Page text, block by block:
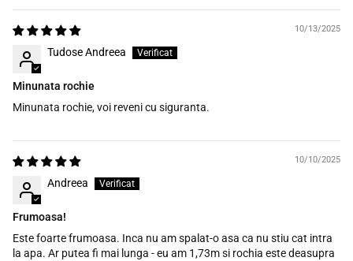
10/13/2025
Tudose Andreea
Minunata rochie
Minunata rochie, voi reveni cu siguranta.
10/10/2025
Andreea
Frumoasa!
Este foarte frumoasa. Inca nu am spalat-o asa ca nu stiu cat intra
la apa. Ar putea fi mai lunga - eu am 1,73m si rochia este deasupra